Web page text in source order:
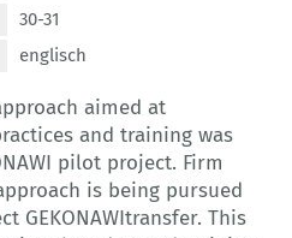
30-31
englisch
aimed at
and training was
pilot project. Firm
is being pursued
GEKONAWItransfer. This